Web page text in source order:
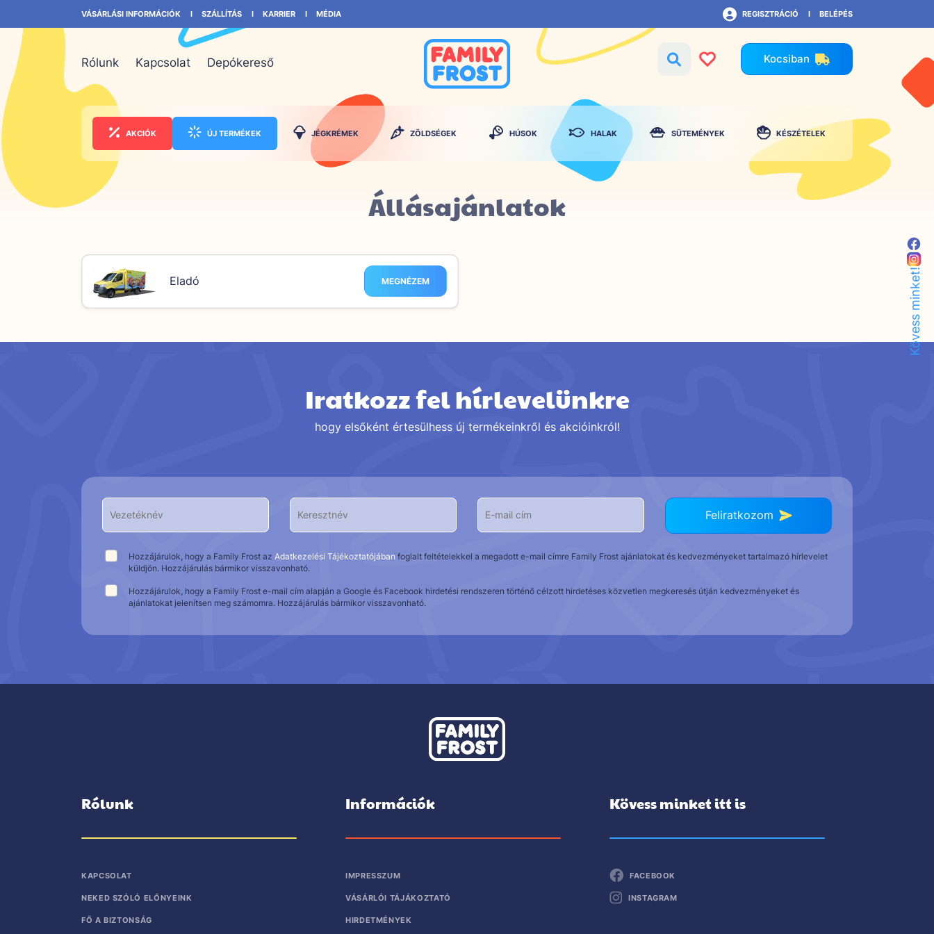
VÁSÁRLÁSI INFORMÁCIÓK SZÁLLÍTÁS KARRIER MÉDIA REGISZTRÁCIÓ BELÉPÉS
Rólunk Kapcsolat Depókereső Kocsiban
AKCIÓK ÚJ TERMÉKEK JÉGKRÉMEK ZÖLDSÉGEK HÚSOK HALAK SÜTEMÉNYEK KÉSZÉTELEK
Állásajánlatok
Eladó MEGNÉZEM
Iratkozz fel hírlevelünkre
hogy elsőként értesülhess új termékeinkről és akcióinkról!
Feliratkozom
Hozzájárulok, hogy a Family Frost az Adatkezelési Tájékoztatójában foglalt feltételekkel a megadott e-mail címre Family Frost ajánlatokat és kedvezményeket tartalmazó hírlevelet
küldjön. Hozzájárulás bármikor visszavonható.
Hozzájárulok, hogy a Family Frost e-mail cím alapján a Google és Facebook hirdetési rendszeren történő célzott hirdetéses közvetlen megkeresés útján kedvezményeket és
ajánlatokat jelenítsen meg számomra. Hozzájárulás bármikor visszavonható.
Rólunk
KAPCSOLAT
NEKED SZÓLÓ ELŐNYEINK
FŐ A BIZTONSÁG
Információk
IMPRESSZUM
VÁSÁRLÓI TÁJÁKOZTATÓ
HIRDETMÉNYEK
Kövess minket itt is
FACEBOOK
INSTAGRAM
Kövess minket!